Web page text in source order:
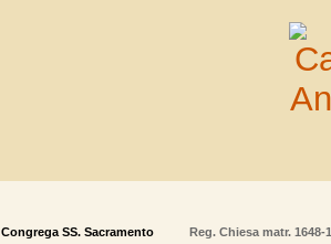
Congrega SS. Sacramento
Reg. Chiesa matr. 1648-